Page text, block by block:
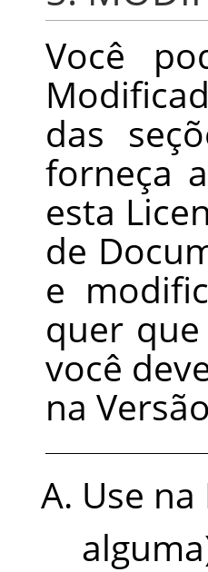
Você
das
forneça
esta
de
e
quer
você
na
Use